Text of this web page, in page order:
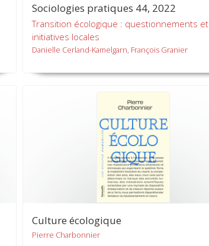
Sociologies pratiques 44, 2022
Transition écologique : questionnements et
initiatives locales
Danielle Cerland-Kamelgarn, François Granier
Culture écologique
Pierre Charbonnier